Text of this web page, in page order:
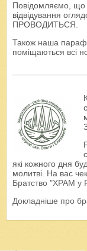
Повідомляємо, що
відвідування
ПРОВОДИТЬСЯ.
Також наша
поміщаються всі
які кожного дня
молитві. На вас
Братство "ХРАМ у
Докладніше про